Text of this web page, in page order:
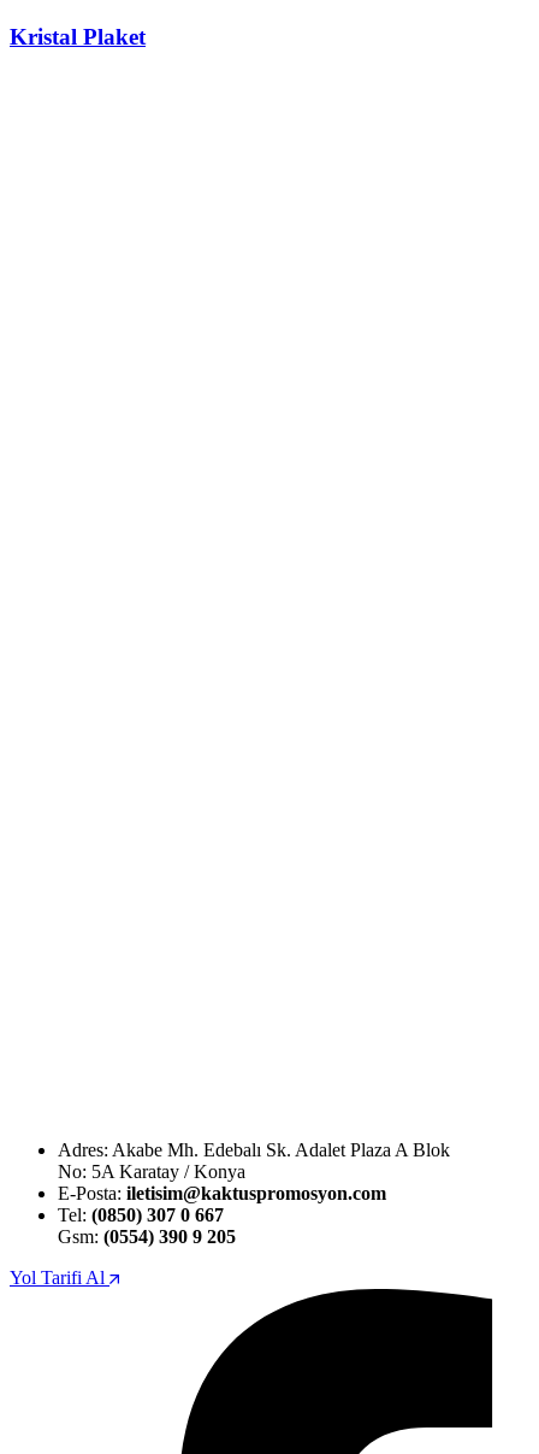
Kristal Plaket
Adres: Akabe Mh. Edebalı Sk. Adalet Plaza A Blok
No: 5A Karatay / Konya
E-Posta: iletisim@kaktuspromosyon.com
Tel: (0850) 307 0 667
Gsm: (0554) 390 9 205
Yol Tarifi Al